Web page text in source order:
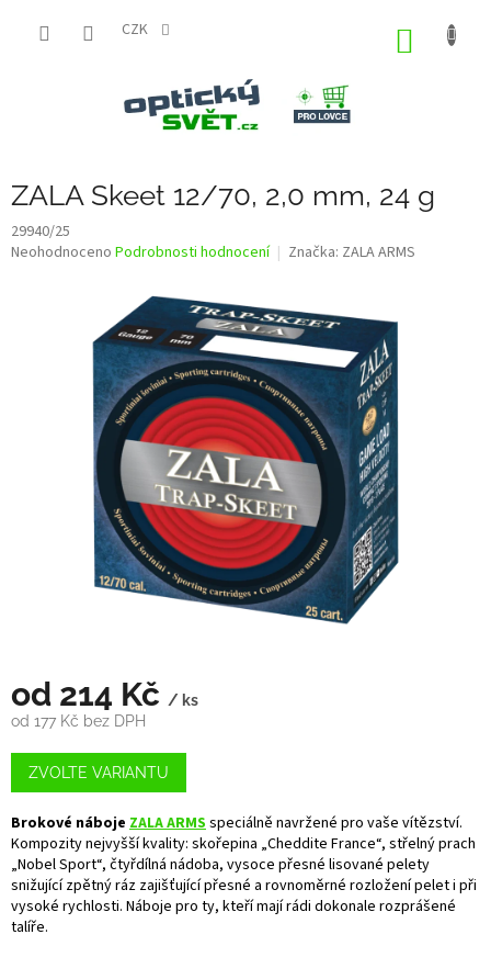
CZK
ZALA Skeet 12/70, 2,0 mm, 24 g
29940/25
Průměrné
Neohodnoceno Podrobnosti hodnocení Značka: ZALA ARMS
od 214 Kč / ks
od 177 Kč bez DPH
Měrná
cena:
ZVOLTE VARIANTU
Brokové náboje ZALA ARMSspeciálně navržené pro vaše vítězství.
Kompozity nejvyšší kvality: skořepina „Cheddite France“, střelný prach
„Nobel Sport“, čtyřdílná nádoba, vysoce přesné lisované pelety
snižující zpětný ráz zajišťující přesné a rovnoměrné rozložení pelet i při
vysoké rychlosti. Náboje pro ty, kteří mají rádi dokonale rozprášené
talíře.